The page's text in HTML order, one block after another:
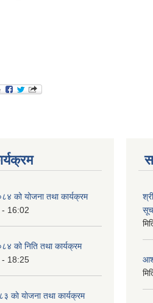
को योजना तथा कार्यक्रम
16:02
को निति तथा कार्यक्रम
18:25
काे याेजना तथा कार्यक्रम